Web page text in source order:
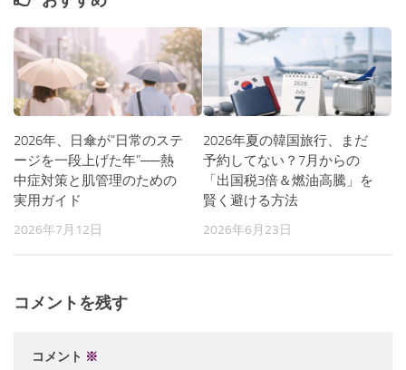
2026年、日傘が“日常のステ
ージを一段上げた年”──熱
中症対策と肌管理のための
実用ガイド
2026年7月12日
2026年夏の韓国旅行、まだ
予約してない？7月からの
「出国税3倍＆燃油高騰」を
賢く避ける方法
2026年6月23日
コメントを残す
コメント ※